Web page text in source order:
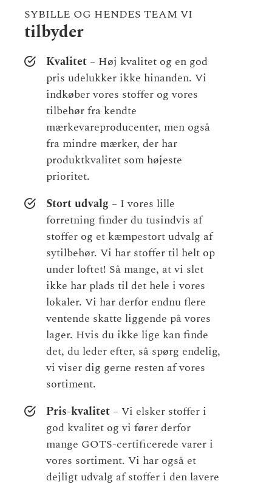
SYBILLE OG HENDES TEAM VI
tilbyder
Kvalitet – Høj kvalitet og en god
pris udelukker ikke hinanden. Vi
indkøber vores stoffer og vores
tilbehør fra kendte
mærkevareproducenter, men også
fra mindre mærker, der har
produktkvalitet som højeste
prioritet.
Stort udvalg – I vores lille
forretning finder du tusindvis af
stoffer og et kæmpestort udvalg af
sytilbehør. Vi har stoffer til helt op
under loftet! Så mange, at vi slet
ikke har plads til det hele i vores
lokaler. Vi har derfor endnu flere
ventende skatte liggende på vores
lager. Hvis du ikke lige kan finde
det, du leder efter, så spørg endelig,
vi viser dig gerne resten af vores
sortiment.
Pris-kvalitet – Vi elsker stoffer i
god kvalitet og vi fører derfor
mange GOTS-certificerede varer i
vores sortiment. Vi har også et
dejligt udvalg af stoffer i den lavere